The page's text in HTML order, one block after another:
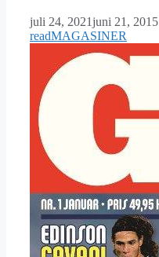
juli 24, 2021juni 21, 2015
readMAGASINER